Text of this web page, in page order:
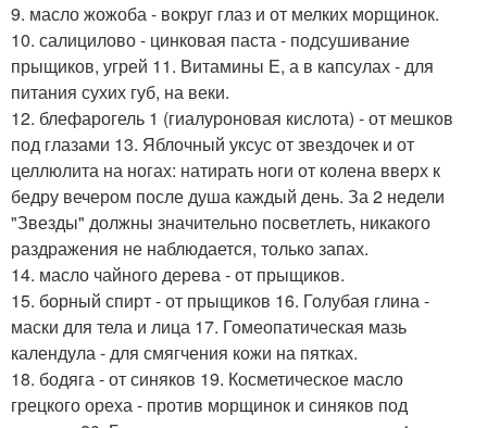
9. масло жожоба - вокруг глаз и от мелких морщинок.
10. салицилово - цинковая паста - подсушивание
прыщиков, угрей 11. Витамины Е, а в капсулах - для
питания сухих губ, на веки.
12. блефарогель 1 (гиалуроновая кислота) - от мешков
под глазами 13. Яблочный уксус от звездочек и от
целлюлита на ногах: натирать ноги от колена вверх к
бедру вечером после душа каждый день. За 2 недели
"Звезды" должны значительно посветлеть, никакого
раздражения не наблюдается, только запах.
14. масло чайного дерева - от прыщиков.
15. борный спирт - от прыщиков 16. Голубая глина -
маски для тела и лица 17. Гомеопатическая мазь
календула - для смягчения кожи на пятках.
18. бодяга - от синяков 19. Косметическое масло
грецкого ореха - против морщинок и синяков под